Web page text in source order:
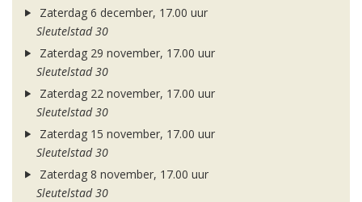
Zaterdag 6 december, 17.00 uur
Sleutelstad 30
Zaterdag 29 november, 17.00 uur
Sleutelstad 30
Zaterdag 22 november, 17.00 uur
Sleutelstad 30
Zaterdag 15 november, 17.00 uur
Sleutelstad 30
Zaterdag 8 november, 17.00 uur
Sleutelstad 30